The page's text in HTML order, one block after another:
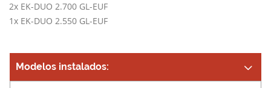
2x EK-DUO 2.700 GL-EUF
1x EK-DUO 2.550 GL-EUF
Modelos instalados: